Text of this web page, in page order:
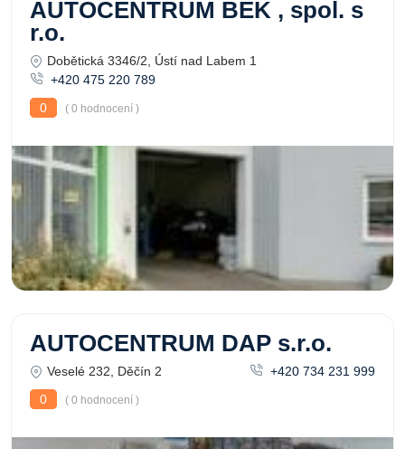
AUTOCENTRUM BEK , spol. s
r.o.
Dobětická 3346/2, Ústí nad Labem 1
+420 475 220 789
0
( 0 hodnocení )
AUTOCENTRUM DAP s.r.o.
Veselé 232, Děčín 2
+420 734 231 999
0
( 0 hodnocení )